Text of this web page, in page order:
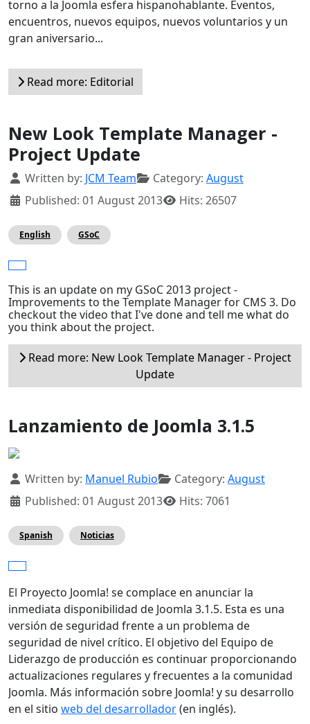
torno a la Joomla esfera hispanohablante. Eventos,
encuentros, nuevos equipos, nuevos voluntarios y un
gran aniversario...
Read more: Editorial
New Look Template Manager -
Project Update
Details
Written by: JCM Team Category: August
Published: 01 August 2013
Hits: 26507
English GSoC
This is an update on my GSoC 2013 project -
Improvements to the Template Manager for CMS 3. Do
checkout the video that I've done and tell me what do
you think about the project.
Read more: New Look Template Manager - Project
Update
Lanzamiento de Joomla 3.1.5
Details
Written by: Manuel Rubio Category: August
Published: 01 August 2013
Hits: 7061
Spanish Noticias
El Proyecto Joomla! se complace en anunciar la
inmediata disponibilidad de Joomla 3.1.5. Esta es una
versión de seguridad frente a un problema de
seguridad de nivel crítico. El objetivo del Equipo de
Liderazgo de producción es continuar proporcionando
actualizaciones regulares y frecuentes a la comunidad
Joomla. Más información sobre Joomla! y su desarrollo
en el sitio web del desarrollador(en inglés).